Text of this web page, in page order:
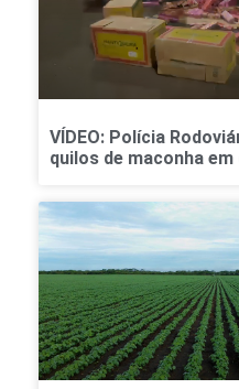
VÍDEO: Polícia
quilos de maconha